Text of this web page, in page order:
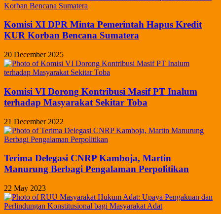
Komisi XI DPR Minta Pemerintah Hapus Kredit
KUR Korban Bencana Sumatera
20 December 2025
Komisi VI Dorong Kontribusi Masif PT Inalum
terhadap Masyarakat Sekitar Toba
21 December 2022
Terima Delegasi CNRP Kamboja, Martin
Manurung Berbagi Pengalaman Perpolitikan
22 May 2023